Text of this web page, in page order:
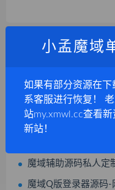
魔域sf合区工具源码
老端简易GM工具物
魔域GM工具源码老端
魔域辅助源码私人定
魔域Q版登录器源码-
小孟魔域
如果有部分资源在
系客服进行恢复！
站my.xmwl.cc查看
新站！